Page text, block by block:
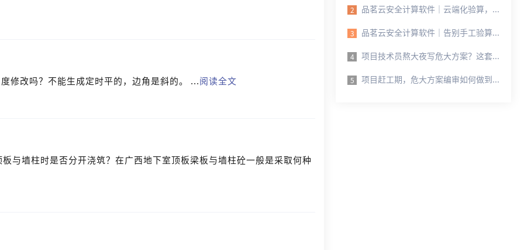
修改吗？不能生成定时平的，边角是斜的。 ...阅读全文
与墙柱时是否分开浇筑？在广西地下室顶板梁板与墙柱砼一般是采取何种
2 品茗云安全计算软件｜云端化验算，降低项目安全方案编制风险
3 品茗云安全计算软件｜告别手工验算，高效搞定危大工程计算
4 项目技术员熬大夜写危大方案？这套 AI 工具帮你少走弯路
5 项目赶工期，危大方案编审如何做到效率与安全两手抓